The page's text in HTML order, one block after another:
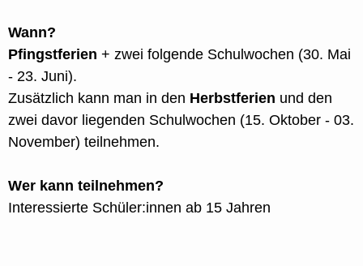
Wann?
Pfingstferien + zwei folgende Schulwochen (30. Mai
- 23. Juni).
Zusätzlich kann man in den Herbstferien und den
zwei davor liegenden Schulwochen (15. Oktober - 03.
November) teilnehmen.
Wer kann teilnehmen?
Interessierte Schüler:innen ab 15 Jahren